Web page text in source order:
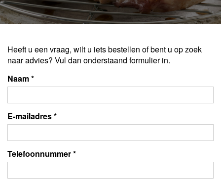
Heeft u een vraag, wilt u iets bestellen of bent u op zoek
naar advies? Vul dan onderstaand formulier in.
Naam *
E-mailadres *
Telefoonnummer *